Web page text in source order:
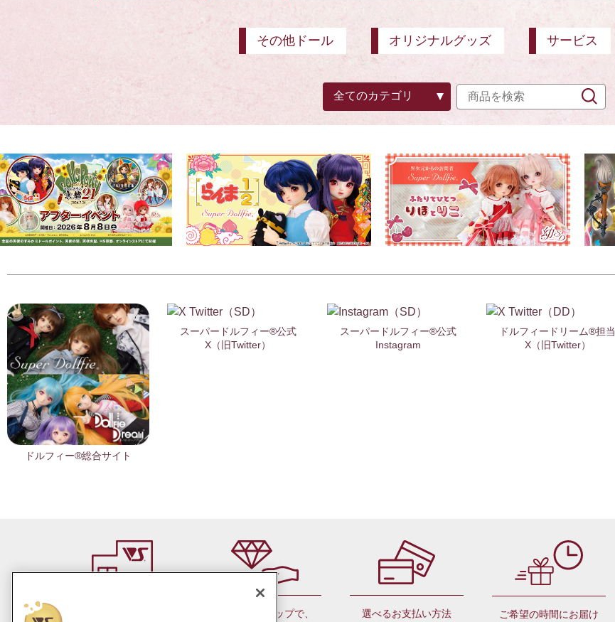
その他ドール オリジナルグッズ サービス
ドルフィー®総合サイト
スーパードルフィー®公式
X（旧Twitter）
スーパードルフィー®公式
Instagram
ドルフィードリーム®担当
X（旧Twitter）
会員ランクアップで、 選べるお支払い方法 ご希望の時間にお届け